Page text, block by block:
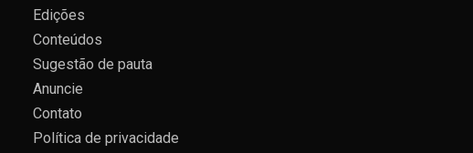
Edições
Conteúdos
Sugestão de pauta
Anuncie
Contato
Política de privacidade